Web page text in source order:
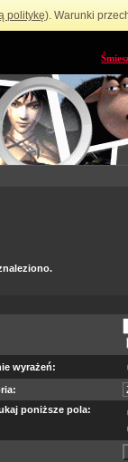
politykę). Warunki
wyrażeń:
poniższe pola: